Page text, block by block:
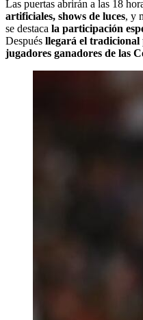
Las puertas abrirán a las 18
artificiales, shows de luces, y
se destaca la participación
Después llegará el
jugadores ganadores de las